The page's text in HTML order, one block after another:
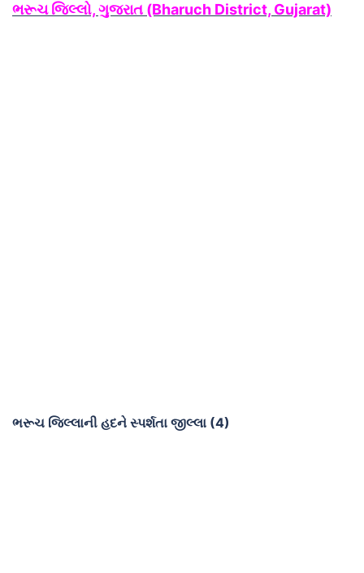
ભરૂચ જિલ્લો, ગુજરાત (Bharuch District, Gujarat)
ભરૂચ જિલ્લાની હદને સ્પર્શતા જીલ્લા (4)